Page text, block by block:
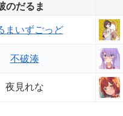
のだるま
まいずごっど
不破湊
夜見れな